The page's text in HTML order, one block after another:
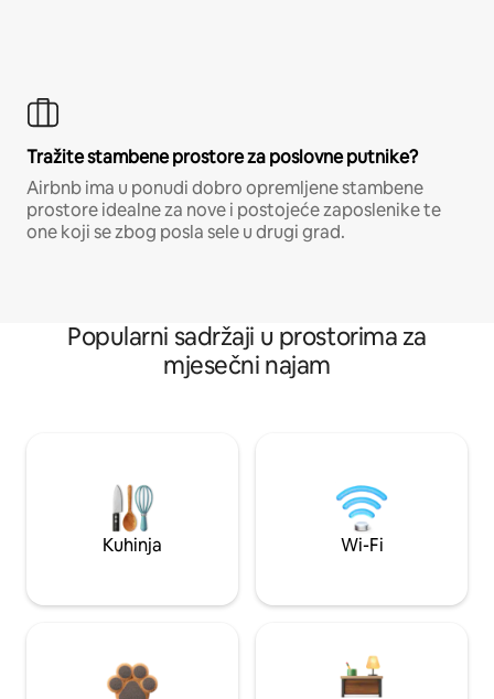
Tražite stambene prostore za poslovne putnike?
Airbnb ima u ponudi dobro opremljene stambene
prostore idealne za nove i postojeće zaposlenike te
one koji se zbog posla sele u drugi grad.
Popularni sadržaji u prostorima za
mjesečni najam
Kuhinja Wi-Fi